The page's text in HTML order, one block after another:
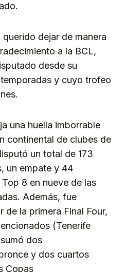
querido dejar de manera
a la BCL,
desde su
y cuyo trofeo
una huella imborrable
continental de clubes de
un total de 173
un empate y 44
8 en nueve de las
Además, fue
la primera Final Four,
(Tenerife
dos
y dos cuartos
Copas